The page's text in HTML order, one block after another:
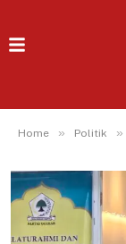
Home » Politik »